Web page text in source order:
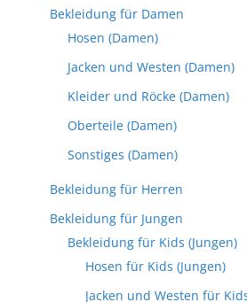
Bekleidung für Damen
Hosen (Damen)
Jacken und Westen (Damen)
Kleider und Röcke (Damen)
Oberteile (Damen)
Sonstiges (Damen)
Bekleidung für Herren
Bekleidung für Jungen
Bekleidung für Kids (Jungen)
Hosen für Kids (Jungen)
Jacken und Westen für